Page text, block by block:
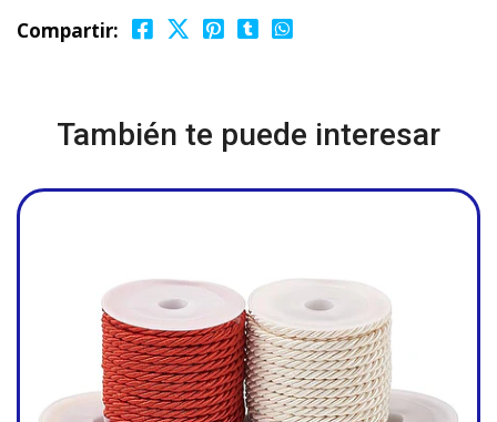
Compartir:
También te puede interesar